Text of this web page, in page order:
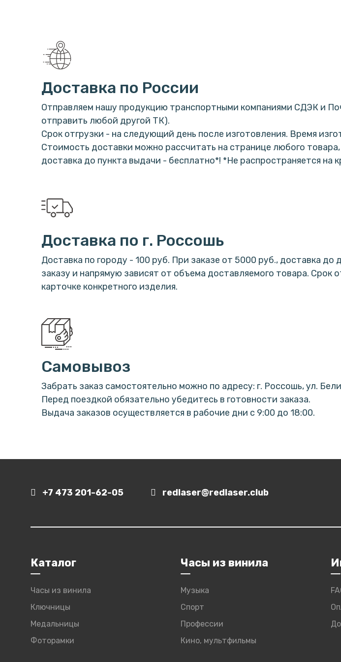
Доставка по России
Отправляем нашу продукцию транспортными компаниями СДЭК и
отправить любой другой ТК).
Срок отгрузки - на следующий день после изготовления. Время
Стоимость доставки можно рассчитать на странице любого
доставка до пункта выдачи - бесплатно*! *Не распространяется на
Доставка по г. Россошь
Доставка по городу - 100 руб. При заказе от 5000 руб., доставка
заказу и напрямую зависят от объема доставляемого товара. Срок
карточке конкретного изделия.
Самовывоз
Забрать заказ самостоятельно можно по адресу: г. Россошь, ул.
Перед поездкой обязательно убедитесь в готовности заказа.
Выдача заказов осуществляется в рабочие дни с 9:00 до 18:00.
+7 473 201-62-05 redlaser@redlaser.club
Каталог
Часы из винила
Ключницы
Медальницы
Фоторамки
Часы из винила
Музыка
Спорт
Профессии
Кино, мультфильмы